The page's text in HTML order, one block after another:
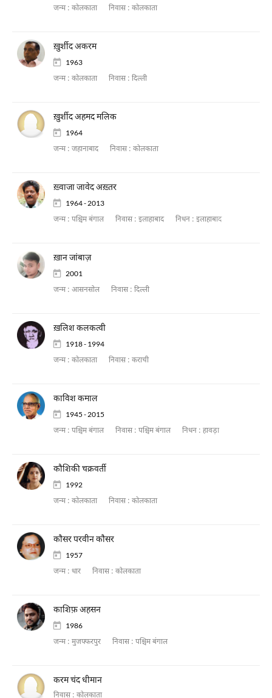
जन्म : कोलकाता निवास : कोलकाता
ख़ुर्शीद अकरम
1963
जन्म : कोलकाता निवास : दिल्ली
ख़ुर्शीद अहमद मलिक
1964
जन्म : जहानाबाद निवास : कोलकाता
ख़्वाजा जावेद अख़्तर
1964 - 2013
जन्म : पश्चिम बंगाल निवास : इलाहाबाद निधन : इलाहाबाद
ख़ान जांबाज़
2001
जन्म : आसनसोल निवास : दिल्ली
ख़लिश कलकत्वी
1918 - 1994
जन्म : कोलकाता निवास : कराची
काविश कमाल
1945 - 2015
जन्म : पश्चिम बंगाल निवास : पश्चिम बंगाल निधन : हावड़ा
कौशिकी चक्रवर्ती
1992
जन्म : कोलकाता निवास : कोलकाता
काैसर परवीन काैसर
1957
जन्म : धार निवास : कोलकाता
काशिफ़ अहसन
1986
जन्म : मुजफ्फरपुर निवास : पश्चिम बंगाल
करम चंद धीमान
निवास : कोलकाता